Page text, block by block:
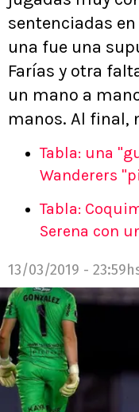
sentenciadas
una fue una
Farías y otra
un mano a
manos. Al final,
Tabla: una
Wanderers
Tabla:
Serena con
13/03/2019 -